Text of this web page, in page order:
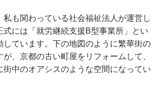
も関わっている社会福祉法人が運営し
式には「就労継続支援B型事業所」とい
しています。下の地図のように繁華街の
が、京都の古い町屋をリフォームして、
街中のオアシスのような空間になってい